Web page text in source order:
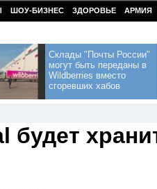
ШОУ-БИЗНЕС ЗДОРОВЬЕ АРМИЯ
Склады "Почты России"
могут быть переданы в
Wildberries вместо
сгоревших хабов
будет